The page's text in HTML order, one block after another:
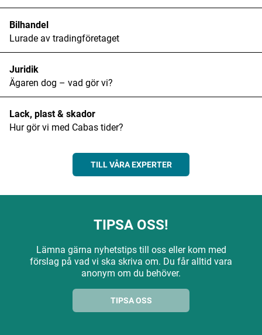
Bilhandel
Lurade av tradingföretaget
Juridik
Ägaren dog – vad gör vi?
Lack, plast & skador
Hur gör vi med Cabas tider?
TILL VÅRA EXPERTER
TIPSA OSS!
Lämna gärna nyhetstips till oss eller kom med
förslag på vad vi ska skriva om. Du får alltid vara
anonym om du behöver.
TIPSA OSS